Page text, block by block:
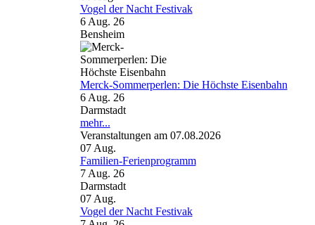
Vogel der Nacht Festivak
6 Aug. 26
Bensheim
Merck-Sommerperlen: Die Höchste Eisenbahn
6 Aug. 26
Darmstadt
mehr...
Veranstaltungen am 07.08.2026
07 Aug.
Familien-Ferienprogramm
7 Aug. 26
Darmstadt
07 Aug.
Vogel der Nacht Festivak